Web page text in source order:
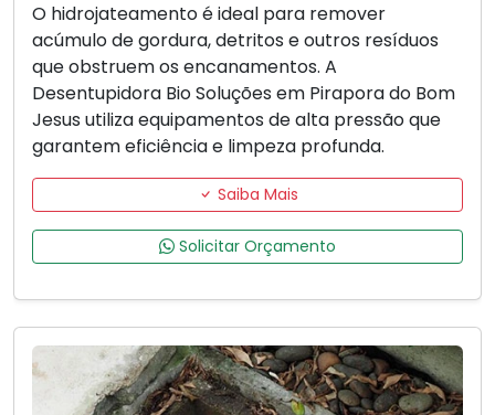
O hidrojateamento é ideal para remover
acúmulo de gordura, detritos e outros resíduos
que obstruem os encanamentos. A
Desentupidora Bio Soluções em Pirapora do Bom
Jesus utiliza equipamentos de alta pressão que
garantem eficiência e limpeza profunda.
Saiba Mais
Solicitar Orçamento